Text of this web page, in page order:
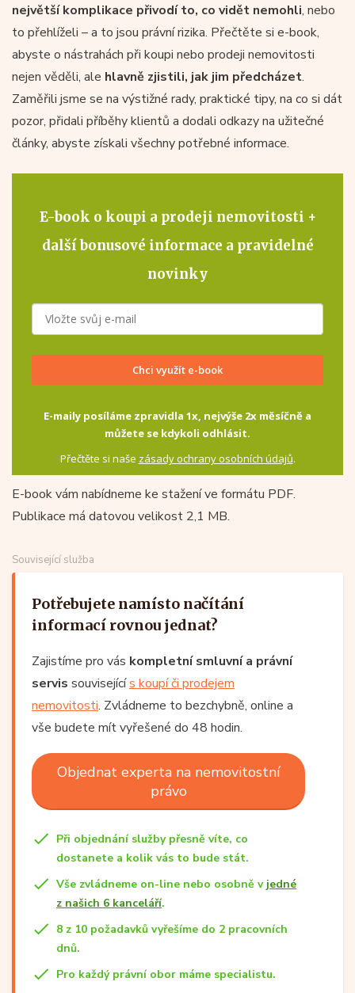
největší komplikace přivodí to, co vidět nemohli, nebo
to přehlíželi – a to jsou právní rizika. Přečtěte si e-book,
abyste o nástrahách při koupi nebo prodeji nemovitosti
nejen věděli, ale hlavně zjistili, jak jim předcházet.
Zaměřili jsme se na výstižné rady, praktické tipy, na co si dát
pozor, přidali příběhy klientů a dodali odkazy na užitečné
články, abyste získali všechny potřebné informace.
E-book o koupi a prodeji nemovitosti +
další bonusové informace a pravidelné
novinky
Chci využít e-book
E-maily posíláme zpravidla 1x, nejvýše 2x měsíčně a
můžete se kdykoli odhlásit.
Přečtěte si naše zásady ochrany osobních údajů.
E-book vám nabídneme ke stažení ve formátu PDF.
Publikace má datovou velikost 2,1 MB.
Související služba
Potřebujete namísto načítání
informací rovnou jednat?
Zajistíme pro vás kompletní smluvní a právní
servis souvisejícís koupí či prodejem
nemovitosti. Zvládneme to bezchybně, online a
vše budete mít vyřešené do 48 hodin.
Objednat experta na nemovitostní
právo
Při objednání služby přesně víte, co
dostanete a kolik vás to bude stát.
Vše zvládneme on-line nebo osobně v jedné
z našich 6 kanceláří.
8 z 10 požadavků vyřešíme do 2 pracovních
dnů.
Pro každý právní obor máme specialistu.